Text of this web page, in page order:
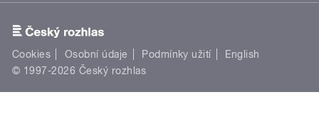
Cookies Osobní údaje Podmínky užití
English
© 1997-2026 Český rozhlas